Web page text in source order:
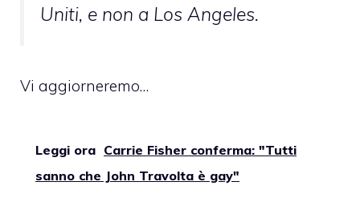
Uniti, e non a Los Angeles.
Vi aggiorneremo…
Leggi ora Carrie Fisher conferma: "Tutti
sanno che John Travolta è gay"